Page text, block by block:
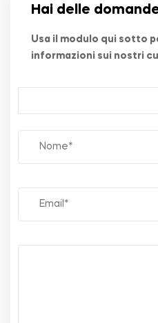
Hai delle
Usa il modulo qui sotto
informazioni sui nostri